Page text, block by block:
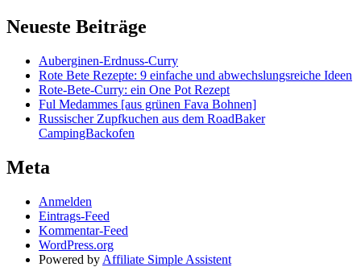
Neueste Beiträge
Auberginen-Erdnuss-Curry
Rote Bete Rezepte: 9 einfache und abwechslungsreiche Ideen
Rote-Bete-Curry: ein One Pot Rezept
Ful Medammes [aus grünen Fava Bohnen]
Russischer Zupfkuchen aus dem RoadBaker
CampingBackofen
Meta
Anmelden
Eintrags-Feed
Kommentar-Feed
WordPress.org
Powered by Affiliate Simple Assistent